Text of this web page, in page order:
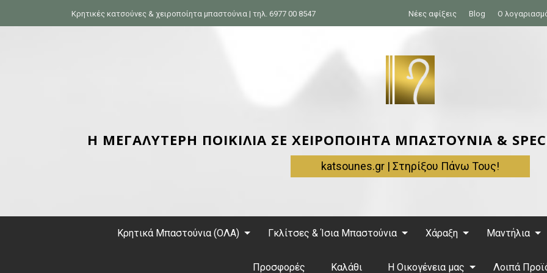
Κρητικές κατσούνες & χειροποίητα μπαστούνια | τηλ. 6977 00 8547 Νέες αφίξεις Blog Ο
Η ΜΕΓΑΛΥΤΕΡΗ ΠΟΙΚΙΛΙΑ ΣΕ ΧΕΙΡΟΠΟΙΗΤΑ ΜΠΑΣΤΟΥΝΙΑ &
katsounes.gr | Στηρίξου Πάνω Τους!
Κρητικά Μπαστούνια (ΟΛΑ) Γκλίτσες & Ίσια Μπαστούνια Χάραξη Μαντήλια
Προσφορές Καλάθι Η Οικογένεια μας Λοιπά